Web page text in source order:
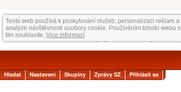
Tento web používá k poskytování služeb, personalizaci reklam a
analýze návštěvnosti soubory cookie. Používáním tohoto webu s
tím souhlasíte. Vice informací
Hledat Nastavení Skupiny Zprávy SZ
Přihlásit se